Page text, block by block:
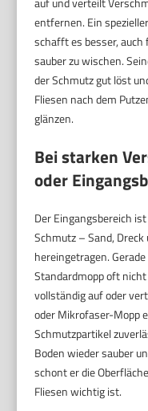
entfernen. Ein
schafft es besser,
sauber zu wischen.
der Schmutz gut löst
Fliesen nach dem
glänzen.
Bei starken
oder
Der Eingangsbereich
Schmutz – Sand,
hereingetragen.
Standardmopp oft
vollständig auf oder
oder Mikrofaser-Mopp
Schmutzpartikel
Boden wieder sauber
schont er die
Fliesen wichtig ist.